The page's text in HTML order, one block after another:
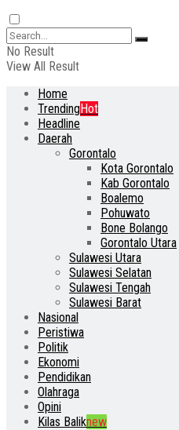
No Result
View All Result
Home
TrendingHot
Headline
Daerah
Gorontalo
Kota Gorontalo
Kab Gorontalo
Boalemo
Pohuwato
Bone Bolango
Gorontalo Utara
Sulawesi Utara
Sulawesi Selatan
Sulawesi Tengah
Sulawesi Barat
Nasional
Peristiwa
Politik
Ekonomi
Pendidikan
Olahraga
Opini
Kilas Baliknew